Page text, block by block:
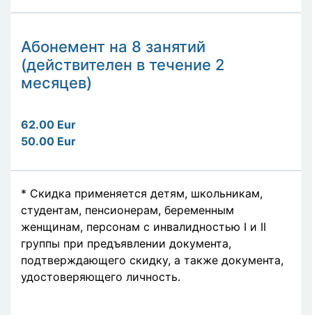
Абонемент на 8 занятий
(действителен в течение 2
месяцев)
62.00 Eur
50.00 Eur
* Скидка применяется детям, школьникам,
студентам, пенсионерам, беременным
женщинам, персонам с инвалидностью I и II
группы при предъявлении документа,
подтверждающего скидку, а также документа,
удостоверяющего личность.